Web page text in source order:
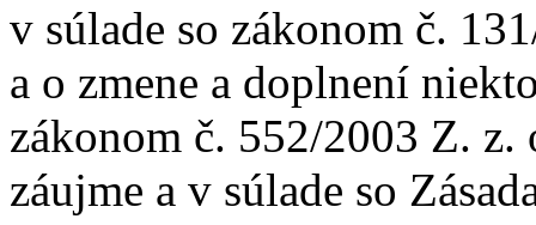
v súlade so zákonom č.
a o zmene a doplnení
zákonom č. 552/2003 Z.
záujme a v súlade so